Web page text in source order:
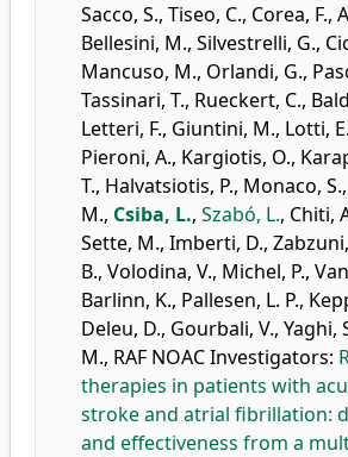
Sacco, S., Tiseo, C., Corea, F.,
Bellesini, M., Silvestrelli, G.,
Mancuso, M., Orlandi, G.,
Tassinari, T., Rueckert, C.,
Letteri, F., Giuntini, M., Lotti,
Pieroni, A., Kargiotis, O.,
T., Halvatsiotis, P., Monaco, S.,
M., Csiba, L., Szabó, L., Chiti,
Sette, M., Imberti, D.,
B., Volodina, V., Michel, P.,
Barlinn, K., Pallesen, L. P.,
Deleu, D., Gourbali, V., Yaghi,
M., RAF NOAC Investigators:
therapies in patients with
stroke and atrial fibrillation:
and effectiveness from a